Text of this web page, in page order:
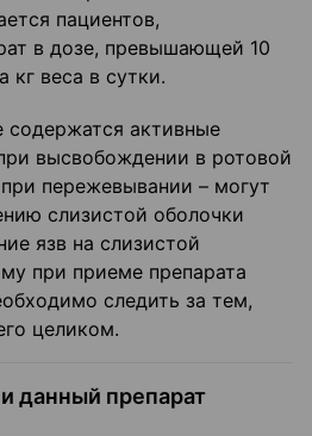
пациентов,
в дозе, превышающей 10
кг веса в сутки.
содержатся активные
высвобождении в ротовой
пережевывании – могут
слизистой оболочки
язв на слизистой
при приеме препарата
следить за тем,
целиком.
данный препарат